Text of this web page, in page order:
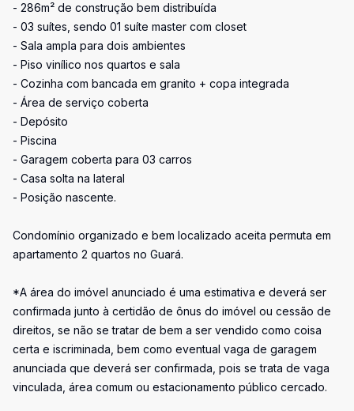
- 286m² de construção bem distribuída
- 03 suítes, sendo 01 suíte master com closet
- Sala ampla para dois ambientes
- Piso vinílico nos quartos e sala
- Cozinha com bancada em granito + copa integrada
- Área de serviço coberta
- Depósito
- Piscina
- Garagem coberta para 03 carros
- Casa solta na lateral
- Posição nascente.
Condomínio organizado e bem localizado aceita permuta em
apartamento 2 quartos no Guará.
*A área do imóvel anunciado é uma estimativa e deverá ser
confirmada junto à certidão de ônus do imóvel ou cessão de
direitos, se não se tratar de bem a ser vendido como coisa
certa e iscriminada, bem como eventual vaga de garagem
anunciada que deverá ser confirmada, pois se trata de vaga
vinculada, área comum ou estacionamento público cercado.